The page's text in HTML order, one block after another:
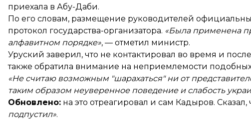
приехала в Абу-Даби.
По его словам, размещение руководителей
протокол государства-организатора. «Была применена
алфавитном порядке», — отметил министр.
Уруский заверил, что не контактировал во время и
также обратила внимание на неприемлемости
«Не считаю возможным "шарахаться" ни от
таким образом неуверенное поведение и слабость
Обновлено: на это отреагировал и сам Кадыров. Сказал,
подпустил».